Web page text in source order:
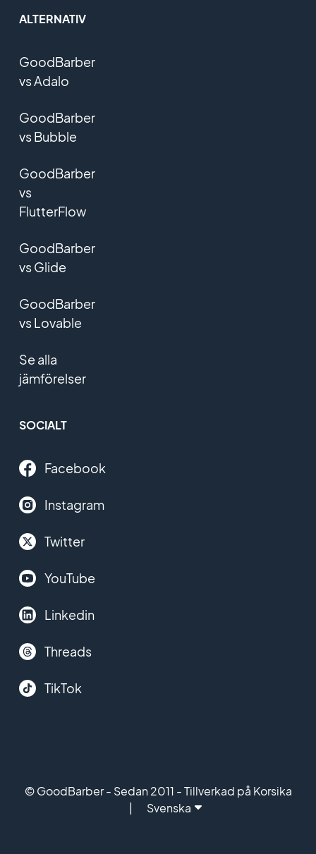
ALTERNATIV
GoodBarber
vs Adalo
GoodBarber
vs Bubble
GoodBarber
vs
FlutterFlow
GoodBarber
vs Glide
GoodBarber
vs Lovable
Se alla
jämförelser
SOCIALT
Facebook
Instagram
Twitter
YouTube
Linkedin
Threads
TikTok
© GoodBarber - Sedan 2011 - Tillverkad på Korsika
Svenska